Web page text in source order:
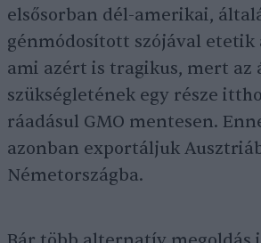
elsősorban dél-amerikai,
génmódosított szójával etetik
ami azért is tragikus, mert az
szükségletének egy része
ráadásul GMO mentesen.
azonban exportáljuk
Németországba.